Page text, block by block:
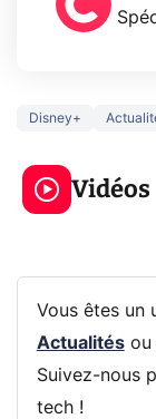
Disney+
Vidéos
3 écrans
319€ ?
Vous êtes un
Actualitésou
Suivez-nous
tech !